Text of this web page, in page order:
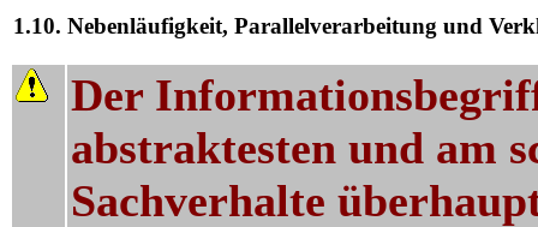
1.10. Nebenläufigkeit, Parallelverarbeitung und
Der
abstraktesten und am
Sachverhalte